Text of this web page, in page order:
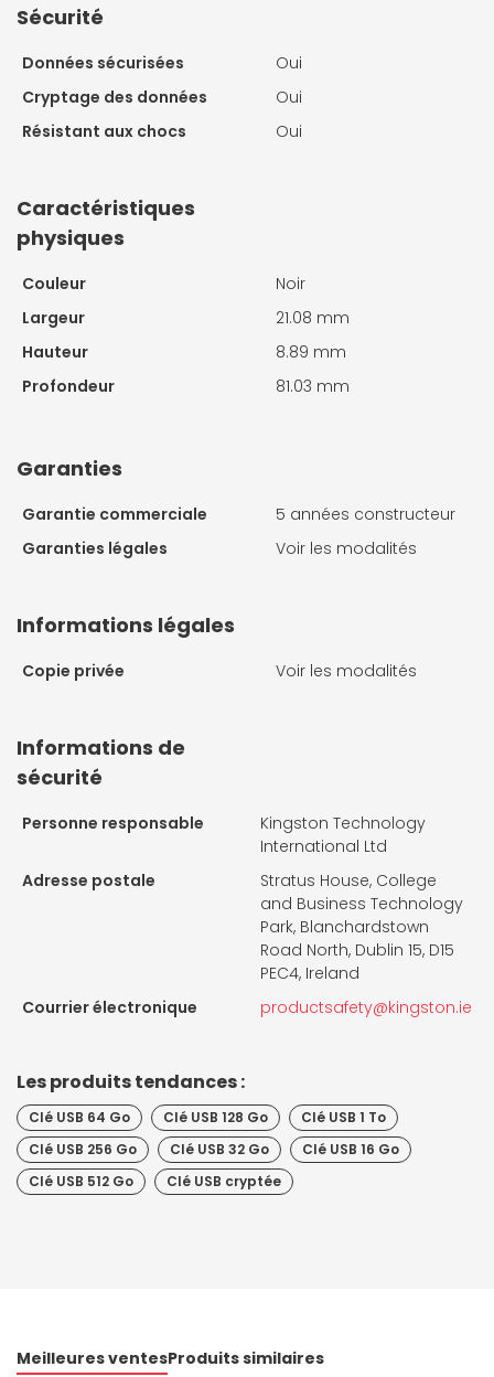
Sécurité
Données sécurisées
Oui
Cryptage des données
Oui
Résistant aux chocs
Oui
Caractéristiques
physiques
Couleur
Noir
Largeur
21.08 mm
Hauteur
8.89 mm
Profondeur
81.03 mm
Garanties
Garantie commerciale
5 années constructeur
Garanties légales
Voir les modalités
Informations légales
Copie privée Voir les modalités
Informations de
sécurité
Personne responsable
Kingston Technology
International Ltd
Adresse postale
Stratus House, College
and Business Technology
Park, Blanchardstown
Road North, Dublin 15, D15
PEC4, Ireland
Courrier électronique
productsafety@kingston.ie
Les produits tendances :
Clé USB 64 Go Clé USB 128 Go
Clé USB 1 To
Clé USB 256 Go
Clé USB 32 Go
Clé USB 16 Go
Clé USB 512 Go
Clé USB cryptée
Meilleures ventesProduits similaires